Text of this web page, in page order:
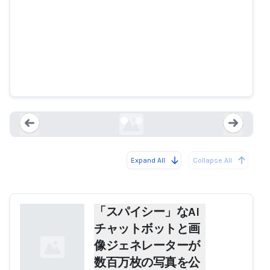
Expand All Collapse All
「スパイシー」なAI
チャットボットと画
像ジェネレーターが
数百万枚の写真を公